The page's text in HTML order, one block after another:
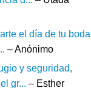
el día de tu boda
– Anónimo
y seguridad,
gr... – Esther